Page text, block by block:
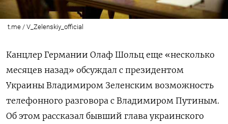
t.me / V_Zelenskiy_official
Канцлер Германии Олаф Шольц еще «несколько
месяцев назад» обсуждал с президентом
Украины Владимиром Зеленским возможность
телефонного разговора с Владимиром Путиным.
Об этом рассказал бывший глава украинского